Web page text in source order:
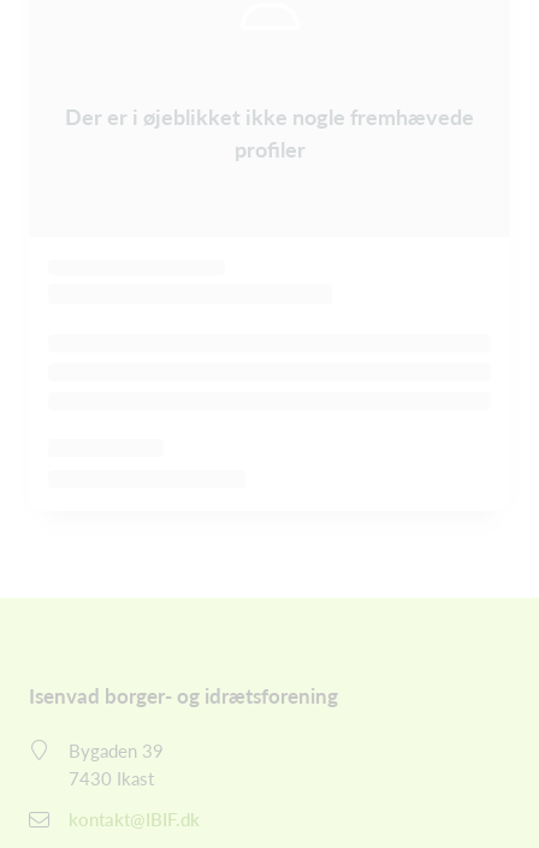
Der er i øjeblikket ikke nogle fremhævede
profiler
Isenvad borger- og idrætsforening
Bygaden 39
7430 Ikast
kontakt@IBIF.dk